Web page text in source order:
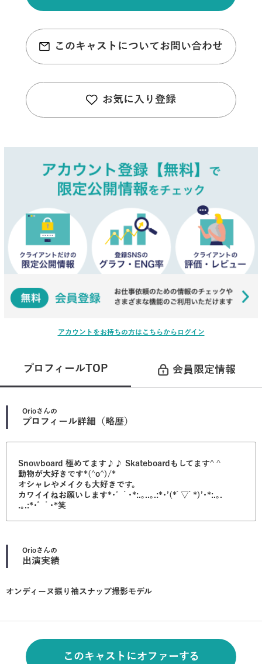
このキャストについてお問い合わせ
お気に入り登録
アカウントをお持ちの方はこちらからログイン
プロフィールTOP 会員限定情報
Orioさんの
プロフィール詳細（略歴）
Snowboard 極めてます♪♪ Skateboardもしてます^ ^
動物が大好きです*(^o^)/*
オシャレやメイクも大好きです。
カワイイねお願いします*･゜ﾟ･*:.｡..｡.:*･’(*ﾟ▽ﾟ*)’･*:.｡.
.｡.:*･゜ﾟ･*笑
Orioさんの
出演実績
オンディーヌ振り袖スナップ撮影モデル
このキャストにオファーする